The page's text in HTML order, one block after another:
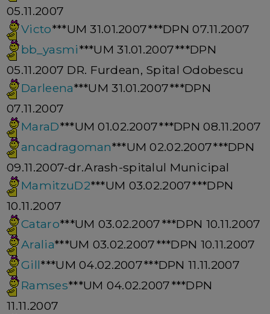
05.11.2007
Victo***UM 31.01.2007***DPN 07.11.2007
bb_yasmi***UM 31.01.2007***DPN
05.11.2007 DR. Furdean, Spital Odobescu
Darleena***UM 31.01.2007***DPN
07.11.2007
MaraD***UM 01.02.2007***DPN 08.11.2007
ancadragoman***UM 02.02.2007***DPN
09.11.2007-dr.Arash-spitalul Municipal
MamitzuD2***UM 03.02.2007***DPN
10.11.2007
Cataro***UM 03.02.2007***DPN 10.11.2007
Aralia***UM 03.02.2007***DPN 10.11.2007
Gill***UM 04.02.2007***DPN 11.11.2007
Ramses***UM 04.02.2007***DPN
11.11.2007